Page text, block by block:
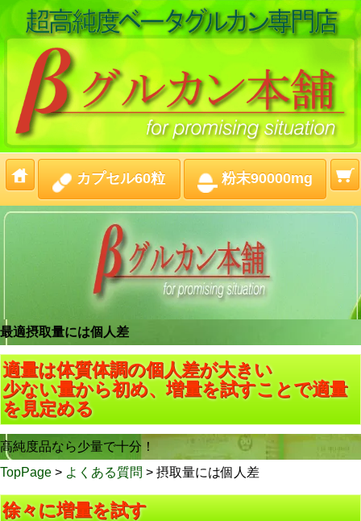
カプセル60粒 粉末90000mg
最適摂取量には個人差
適量は体質体調の個人差が大きい
少ない量から初め、増量を試すことで適量
を見定める
高純度品なら少量で十分！
TopPage > よくある質問 > 摂取量には個人差
徐々に増量を試す